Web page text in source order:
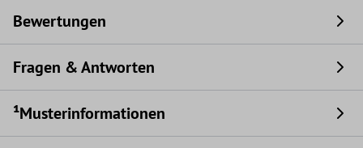
Bewertungen
Fragen & Antworten
¹Musterinformationen